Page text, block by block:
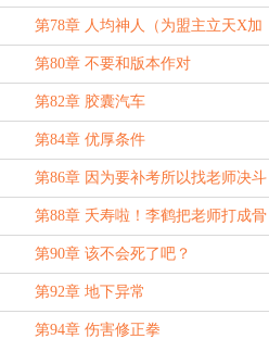
第78章 人均神人（为盟主立天X加
更）
第80章 不要和版本作对
第82章 胶囊汽车
第84章 优厚条件
第86章 因为要补考所以找老师决斗
第88章 夭寿啦！李鹤把老师打成骨
灰盒了！
第90章 该不会死了吧？
第92章 地下异常
第94章 伤害修正拳